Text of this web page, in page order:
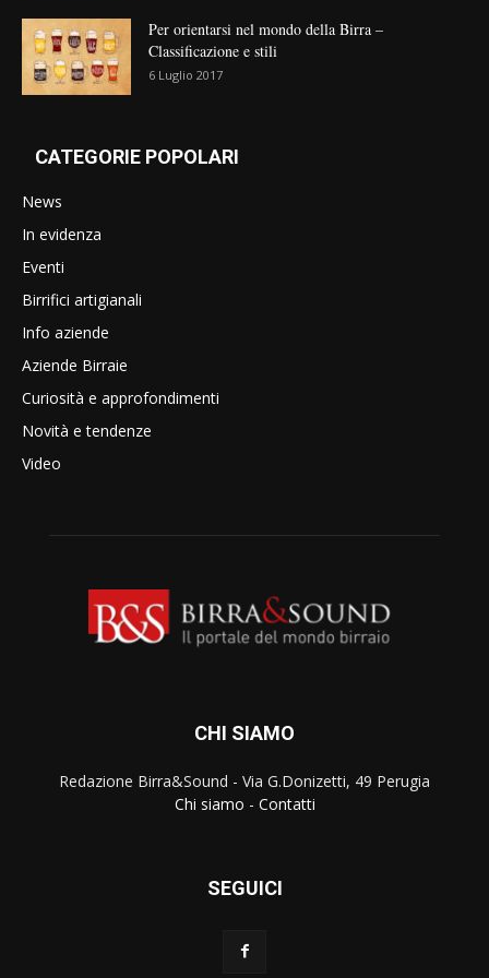
Per orientarsi nel mondo della Birra –
Classificazione e stili
6 Luglio 2017
CATEGORIE POPOLARI
News
In evidenza
Eventi
Birrifici artigianali
Info aziende
Aziende Birraie
Curiosità e approfondimenti
Novità e tendenze
Video
CHI SIAMO
Redazione Birra&Sound - Via G.Donizetti, 49 Perugia
Chi siamo - Contatti
SEGUICI